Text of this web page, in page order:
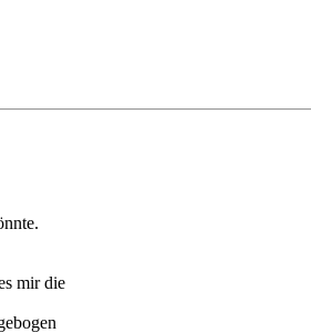
mir die